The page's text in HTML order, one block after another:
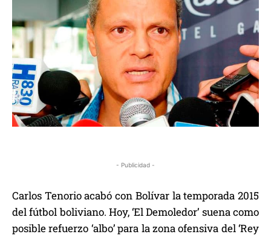
- Publicidad -
Carlos Tenorio acabó con Bolívar la temporada 2015
del fútbol boliviano. Hoy, ‘El Demoledor’ suena como
posible refuerzo ‘albo’ para la zona ofensiva del ‘Rey